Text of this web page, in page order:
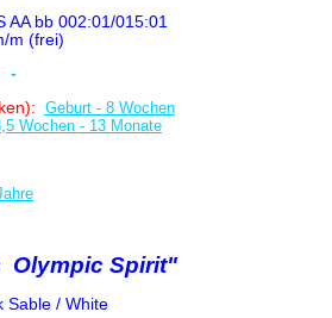
AA bb 002:01/015:01
m (frei)
-
: Geburt - 8 Wochen
Wochen - 13 Monate
e
Olympic Spirit"
/ White